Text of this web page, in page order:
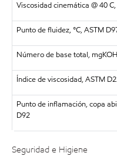
Viscosidad cinemática @ 40
Punto de fluidez, °C, ASTM
Número de base total,
Índice de viscosidad, ASTM
Punto de inflamación, copa
D92
Seguridad e Higiene